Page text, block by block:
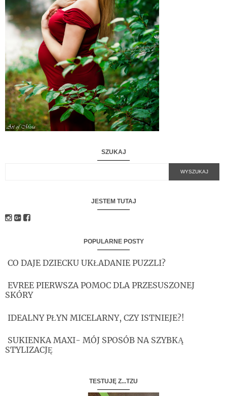
SZUKAJ
JESTEM TUTAJ
POPULARNE POSTY
CO DAJE DZIECKU UKŁADANIE PUZZLI?
EVREE PIERWSZA POMOC DLA PRZESUSZONEJ
SKÓRY
IDEALNY PŁYN MICELARNY, CZY ISTNIEJE?!
SUKIENKA MAXI- MÓJ SPOSÓB NA SZYBKĄ
STYLIZACJĘ
TESTUJĘ Z...TZU